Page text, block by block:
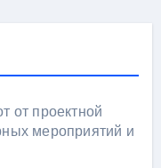
от проектной
мероприятий и